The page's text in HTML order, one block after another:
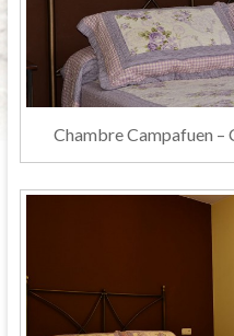
Chambre Campafuen –